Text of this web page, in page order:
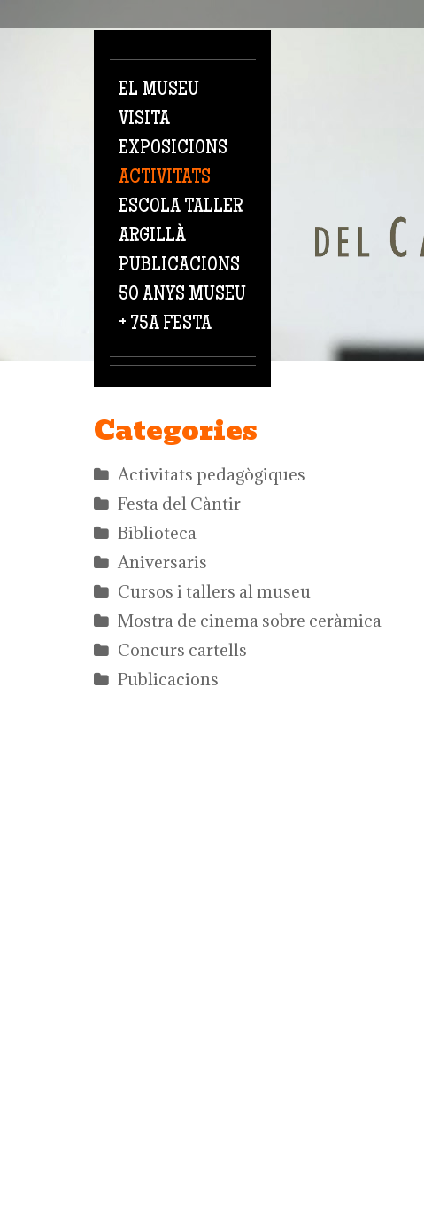
EL MUSEU
VISITA
EXPOSICIONS
ACTIVITATS
ESCOLA TALLER
ARGILLÀ
PUBLICACIONS
50 ANYS MUSEU
+ 75A FESTA
Categories
Activitats pedagògiques
Festa del Càntir
Biblioteca
Aniversaris
Cursos i tallers al museu
Mostra de cinema sobre ceràmica
Concurs cartells
Publicacions